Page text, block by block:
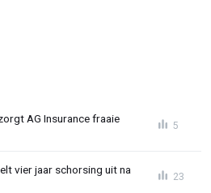
AG Insurance fraaie
5
vier jaar schorsing uit na
23